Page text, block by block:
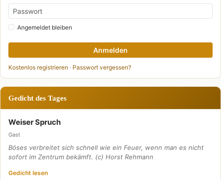
Angemeldet bleiben
Anmelden
Kostenlos registrieren · Passwort vergessen?
Gedicht des Tages
Weiser Spruch
Gast
Böses verbreitet sich schnell wie ein Feuer, wenn man es nicht
sofort im Zentrum bekämft. (c) Horst Rehmann
Gedicht lesen